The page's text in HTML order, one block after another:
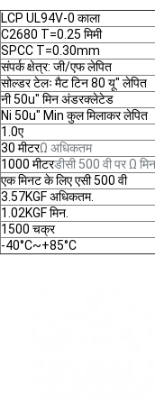
LCP UL94V-0 काला
C2680 T=0.25 मिमी
SPCC T=0.30mm
संपर्क क्षेत्र: जी/एफ लेपित
सोल्डर टेलः मैट टिन 80 यू" लेपित
नी 50u" मिन अंडरक्लेटेड
Ni 50u" Min कुल मिलाकर लेपित
1.0ए
30 मीटरΩ अधिकतम
1000 मीटरडीसी 500 वी पर Ω
एक मिनट के लिए एसी 500 वी
3.57KGF अधिकतम.
1.02KGF मिन.
1500 चक्र
-40°C~+85°C